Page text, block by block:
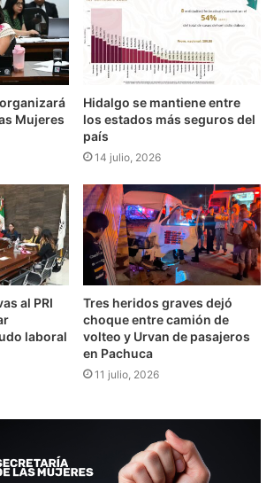
Mujeres
Hidalgo se mantiene entre
los estados más seguros del
país
14 julio, 2026
al PRI
laboral
Tres heridos graves dejó
choque entre camión de
volteo y Urvan de pasajeros
en Pachuca
11 julio, 2026